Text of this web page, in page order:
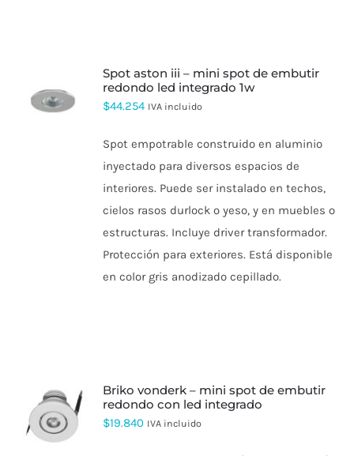
spot aston iii – mini spot de embutir
redondo led integrado 1w
$44.254 IVA incluido
Spot empotrable construido en aluminio
inyectado para diversos espacios de
interiores. Puede ser instalado en techos,
cielos rasos durlock o yeso, y en muebles o
estructuras. Incluye driver transformador.
Protección para exteriores. Está disponible
en color gris anodizado cepillado.
ESTE
PRODUCTO
briko vonderk – mini spot de embutir
redondo con led integrado
$19.840 IVA incluido